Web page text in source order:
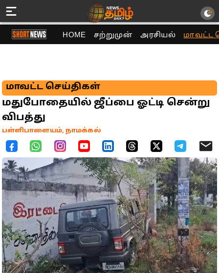
HOME சற்றுமுன் அரசியல் மாவட்ட
மாவட்ட செய்திகள்
மதுபோதையில் ஜீப்பை ஓட்டி சென்று
விபத்து
பள்ளிபாளையம், நாமக்கல்